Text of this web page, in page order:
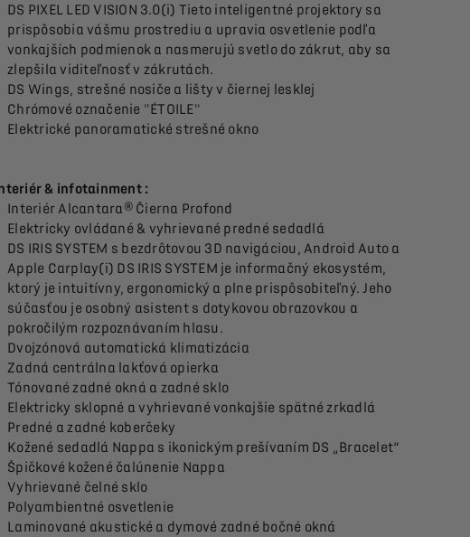
DS PIXEL LED VISION 3.0(i) Tieto inteligentné projektory sa
prispôsobia vášmu prostrediu a upravia osvetlenie podľa
vonkajších podmienok a nasmerujú svetlo do zákrut, aby sa
zlepšila viditeľnosť v zákrutách.
DS Wings, strešné nosiče a lišty v čiernej lesklej
Chrómové označenie "ÉTOILE"
Elektrické panoramatické strešné okno
& infotainment :
Interiér Alcantara® Čierna Profond
Elektricky ovládané & vyhrievané predné sedadlá
DS IRIS SYSTEM s bezdrôtovou 3D navigáciou, Android Auto a
Apple Carplay(i) DS IRIS SYSTEM je informačný ekosystém,
ktorý je intuitívny, ergonomický a plne prispôsobiteľný. Jeho
súčasťou je osobný asistent s dotykovou obrazovkou a
pokročilým rozpoznávaním hlasu.
Dvojzónová automatická klimatizácia
Zadná centrálna lakťová opierka
Tónované zadné okná a zadné sklo
Elektricky sklopné a vyhrievané vonkajšie spätné zrkadlá
Predné a zadné koberčeky
Kožené sedadlá Nappa s ikonickým prešívaním DS „Bracelet“
Špičkové kožené čalúnenie Nappa
Vyhrievané čelné sklo
Polyambientné osvetlenie
Laminované akustické a dymové zadné bočné okná